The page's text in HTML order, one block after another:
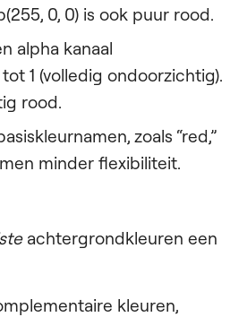
0, 0) is ook puur rood.
alpha kanaal
1 (volledig ondoorzichtig).
rood.
zoals “red,”
minder flexibiliteit.
achtergrondkleuren een
kleuren,